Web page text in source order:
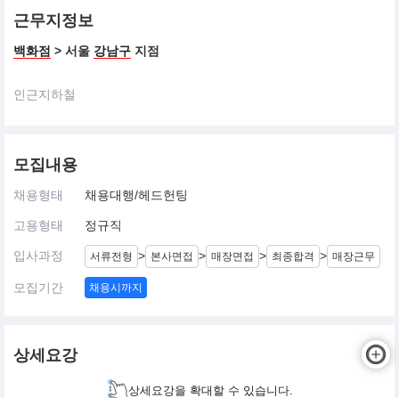
근무지정보
백화점 > 서울 강남구 지점
인근지하철
모집내용
채용형태 채용대행/헤드헌팅
고용형태 정규직
입사과정 서류전형 > 본사면접 > 매장면접 > 최종합격 > 매장근무
모집기간 채용시까지
상세요강
상세요강을 확대할 수 있습니다.